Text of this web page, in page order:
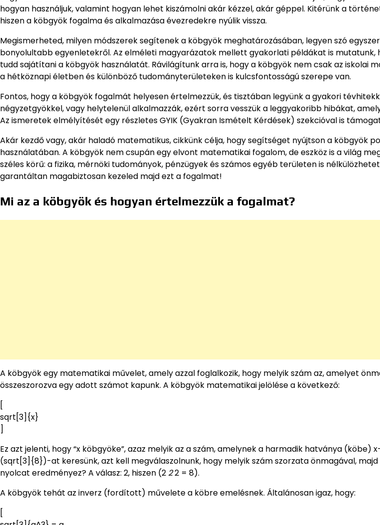
hogyan használjuk, valamint hogyan lehet kiszámolni akár kézzel, akár géppel. Kitérünk a
hiszen a köbgyök fogalma és alkalmazása évezredekre nyúlik vissza.
Megismerheted, milyen módszerek segítenek a köbgyök meghatározásában, legyen szó
bonyolultabb egyenletekről. Az elméleti magyarázatok mellett gyakorlati példákat is mutatunk,
tudd sajátítani a köbgyök használatát. Rávilágítunk arra is, hogy a köbgyök nem csak az iskolai
a hétköznapi életben és különböző tudományterületeken is kulcsfontosságú szerepe van.
Fontos, hogy a köbgyök fogalmát helyesen értelmezzük, és tisztában legyünk a gyakori
négyzetgyökkel, vagy helytelenül alkalmazzák, ezért sorra vesszük a leggyakoribb hibákat,
Az ismeretek elmélyítését egy részletes GYIK (Gyakran Ismételt Kérdések) szekcióval is
Akár kezdő vagy, akár haladó matematikus, cikkünk célja, hogy segítséget nyújtson a köbgyök
használatában. A köbgyök nem csupán egy elvont matematikai fogalom, de eszköz is a világ
széles körű: a fizika, mérnöki tudományok, pénzügyek és számos egyéb területen is
garantáltan magabiztosan kezeled majd ezt a fogalmat!
Mi az a köbgyök és hogyan értelmezzük a fogalmat?
A köbgyök egy matematikai művelet, amely azzal foglalkozik, hogy melyik szám az, amelyet
összeszorozva egy adott számot kapunk. A köbgyök matematikai jelölése a következő:
[
sqrt[3]{x}
]
Ez azt jelenti, hogy “x köbgyöke”, azaz melyik az a szám, amelynek a harmadik hatványa (köbe)
(sqrt[3]{8})-at keresünk, azt kell megválaszolnunk, hogy melyik szám szorzata önmagával,
nyolcat eredményez? A válasz: 2, hiszen (2 22 = 8).
A köbgyök tehát az inverz (fordított) művelete a köbre emelésnek. Általánosan igaz, hogy:
[